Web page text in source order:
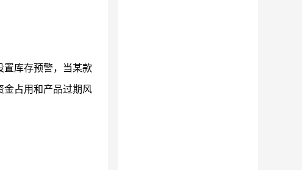
置库存预警，当某款
金占用和产品过期风